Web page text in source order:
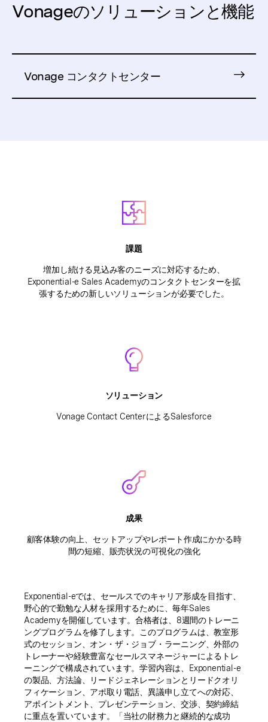
Vonageのソリューションと機能
Vonage コンタクトセンター
課題
増加し続ける見込み客のニーズに対応するため、
Exponential-e Sales Academyのコンタクトセンターを拡
張するための新しいソリューションが必要でした。
ソリューション
Vonage Contact CenterによるSalesforce
成果
顧客体験の向上、セットアップやレポート作成にかかる時
間の短縮、販売状況の可視化の強化
Exponential-eでは、セールスでのキャリア形成を目指す、
野心的で勤勉な人材を採用するために、毎年Sales
Academyを開催しています。合格者は、8週間のトレーニ
ングプログラムを修了します。このプログラムは、教室形
式のセッション、オン・ザ・ジョブ・ラーニング、外部の
トレーナーや経験豊富なセールスマネージャーによるトレ
ーニングで構成されています。学習内容は、Exponential-e
の製品、方法論、リードジェネレーションとリードクオリ
フィケーション、アポ取り電話、異議申し立てへの対応、
アポイントメント、プレゼンテーション、交渉、契約締結
に重点を置いています。「当社の財務力と継続的な成功